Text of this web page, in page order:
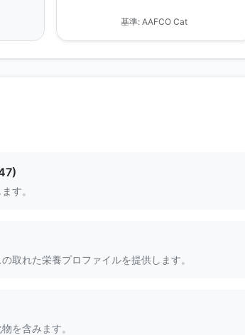
基準: AAFCO Cat
す。
取れた栄養プロファイルを提供します。
を含みます。